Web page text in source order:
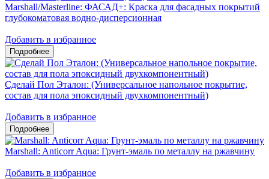
Marshall/Masterline: ФАСАД+: Краска для фасадных покрытий
глубокоматовая водно-дисперсионная
Добавить в избранное
Сделай Пол Эталон: (Универсальное напольное покрытие,
состав для пола эпоксидный двухкомпонентный)
Добавить в избранное
Marshall: Anticorr Aqua: Грунт-эмаль по металлу на ржавчину
Добавить в избранное